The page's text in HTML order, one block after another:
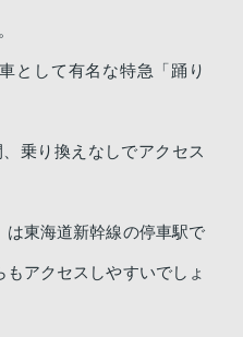
として有名な特急「踊り
乗り換えなしでアクセス
は東海道新幹線の停車駅で
アクセスしやすいでしょ